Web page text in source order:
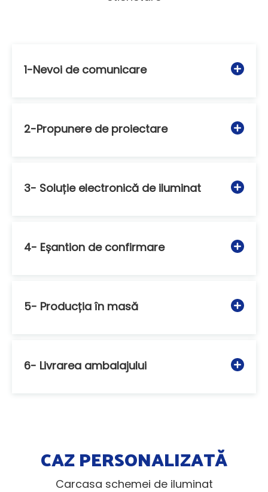
1-Nevoi de comunicare
2-Propunere de proiectare
3- Soluție electronică de iluminat
4- Eșantion de confirmare
5- Producția în masă
6- Livrarea ambalajului
CAZ PERSONALIZATĂ
Carcasa schemei de iluminat